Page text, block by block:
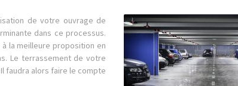
de votre ouvrage de
dans ce processus.
la meilleure proposition en
Le terrassement de votre
faudra alors faire le compte